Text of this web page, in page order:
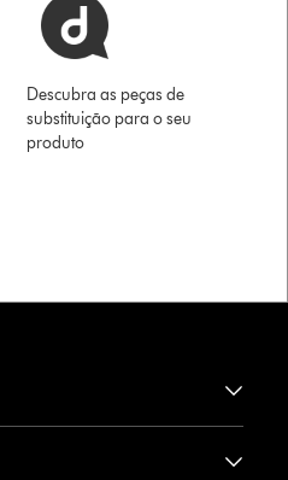
Descubra as peças de
substituição para o seu
produto